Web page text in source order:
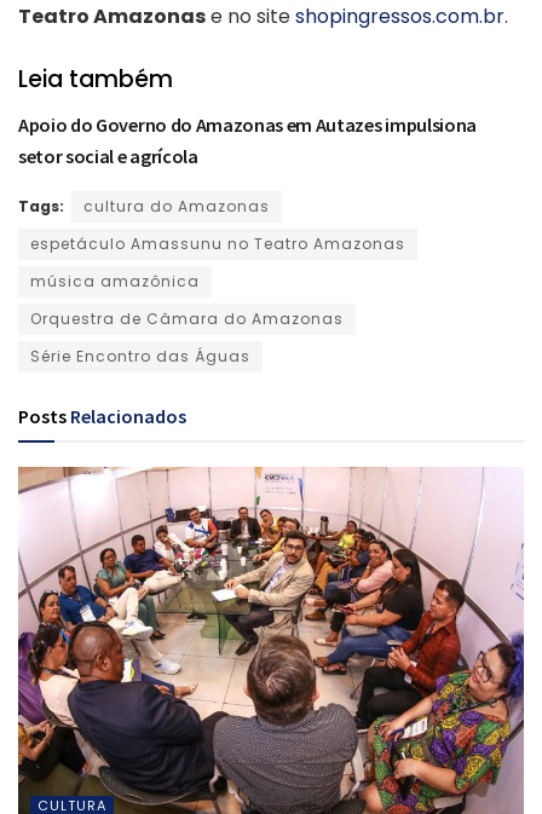
Teatro Amazonase no siteshopingressos.com.br.
Leia também
Apoio do Governo do Amazonas em Autazes impulsiona
setor social e agrícola
Tags:
cultura do Amazonas
espetáculo Amassunu no Teatro Amazonas
música amazônica
Orquestra de Câmara do Amazonas
Série Encontro das Águas
Posts Relacionados
CULTURA